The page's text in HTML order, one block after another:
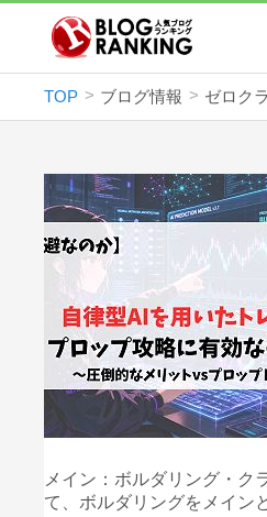
TOP ブログ情報 ゼロク
メイン：ボルダリング・ク
て、ボルダリングをメイン